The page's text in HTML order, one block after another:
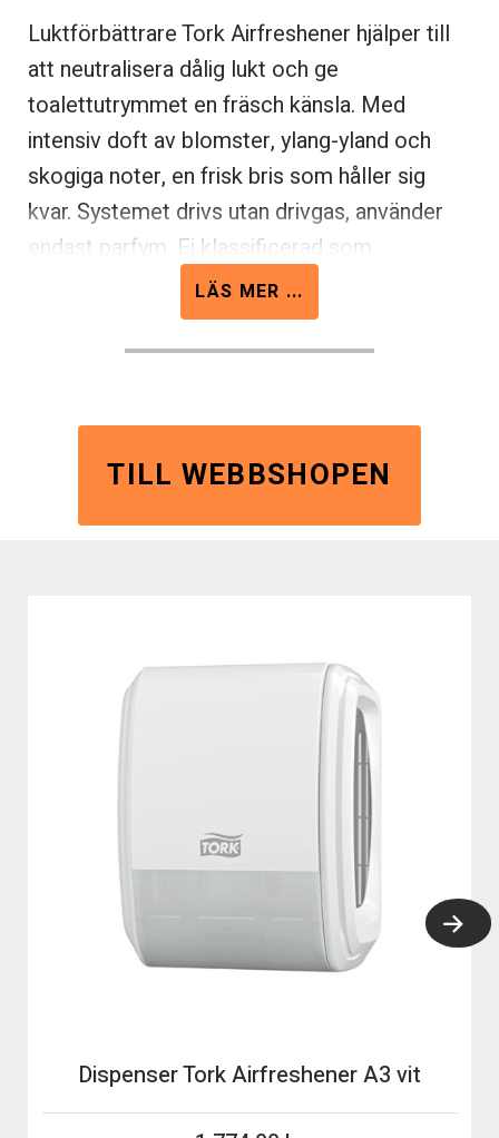
Luktförbättrare Tork Airfreshener hjälper till
att neutralisera dålig lukt och ge
toalettutrymmet en fräsch känsla. Med
intensiv doft av blomster, ylang-yland och
skogiga noter, en frisk bris som håller sig
kvar. Systemet drivs utan drivgas, använder
endast parfym. Ej klassificerad som
brandfarlig. Passar tillsammans med
Dispenser Tork Airfreshener A3. Bris. 6st/hel
LÄS MER ...
TILL WEBBSHOPEN
Dispenser Tork Airfreshener A3 vit